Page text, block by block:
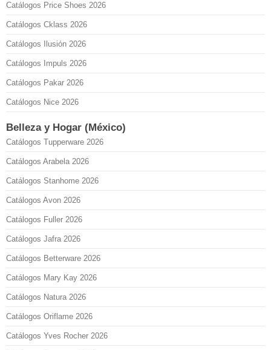
Catálogos Price Shoes 2026
Catálogos Cklass 2026
Catálogos Ilusión 2026
Catálogos Impuls 2026
Catálogos Pakar 2026
Catálogos Nice 2026
Belleza y Hogar (México)
Catálogos Tupperware 2026
Catálogos Arabela 2026
Catálogos Stanhome 2026
Catálogos Avon 2026
Catálogos Fuller 2026
Catálogos Jafra 2026
Catálogos Betterware 2026
Catálogos Mary Kay 2026
Catálogos Natura 2026
Catálogos Oriflame 2026
Catálogos Yves Rocher 2026